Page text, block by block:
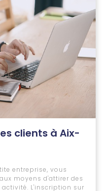
clients à Aix-
entreprise, vous
moyens d'attirer des
L'inscription sur